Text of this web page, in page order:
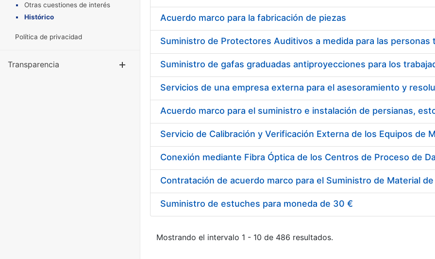
Otras cuestiones de interés
Histórico
Política de privacidad
Transparencia Mostrar/Ocultar
Acuerdo marco para la fabricación de piezas
Acuerdo marco para el suministro e instalación de persianas,
Suministro de estuches para moneda de 30 €
Mostrando el intervalo 1 - 10 de 486 resultados.